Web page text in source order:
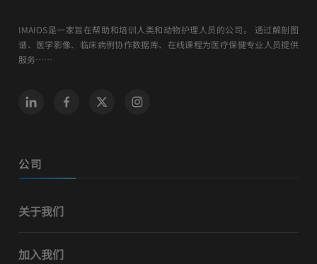
IMAIOS是一家旨在帮助和培训人类和动物护理人员的公司。 透过解剖图
谱、医学影像、临床病例协作数据库、在线课程为医疗保健专业人员提供
服务……
公司
关于我们
加入我们